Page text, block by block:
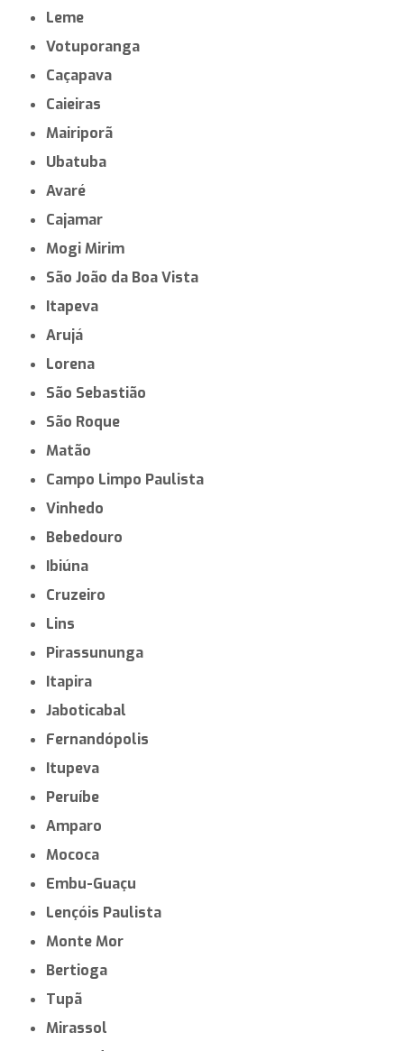
Leme
Votuporanga
Caçapava
Caieiras
Mairiporã
Ubatuba
Avaré
Cajamar
Mogi Mirim
São João da Boa Vista
Itapeva
Arujá
Lorena
São Sebastião
São Roque
Matão
Campo Limpo Paulista
Vinhedo
Bebedouro
Ibiúna
Cruzeiro
Lins
Pirassununga
Itapira
Jaboticabal
Fernandópolis
Itupeva
Peruíbe
Amparo
Mococa
Embu-Guaçu
Lençóis Paulista
Monte Mor
Bertioga
Tupã
Mirassol